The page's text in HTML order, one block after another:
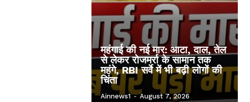
महंगाई की नई मार: आटा, दाल, तेल
से लेकर रोजमर्रा के सामान तक
महंगे, RBI सर्वे में भी बढ़ी लोगों की
चिंता
Ainnews1 - August 7, 2026